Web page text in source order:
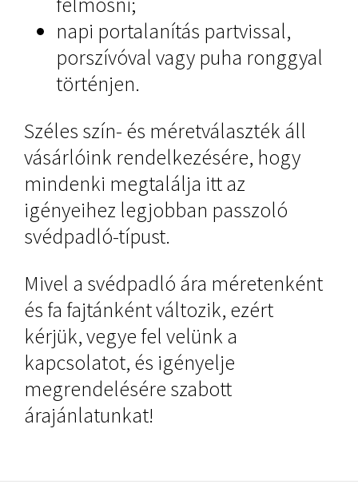
napi portalanítás partvissal,
porszívóval vagy puha ronggyal
történjen.
Széles szín- és méretválaszték áll
vásárlóink rendelkezésére, hogy
mindenki megtalálja itt az
igényeihez legjobban passzoló
svédpadló-típust.
Mivel a svédpadló ára méretenként
és fa fajtánként változik, ezért
kérjük, vegye fel velünk a
kapcsolatot, és igényelje
megrendelésére szabott
árajánlatunkat!